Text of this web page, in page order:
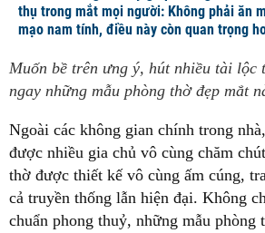
thụ trong mắt mọi người: Không phải ăn
mạo nam tính, điều này còn quan trọng
Muốn bề trên ưng ý, hút nhiều tài lộc
ngay những mẫu phòng thờ đẹp mắt
Ngoài các không gian chính trong
được nhiều gia chủ vô cùng chăm
thờ được thiết kế vô cùng ấm cúng,
cả truyền thống lẫn hiện đại. Không
chuẩn phong thuỷ, những mẫu